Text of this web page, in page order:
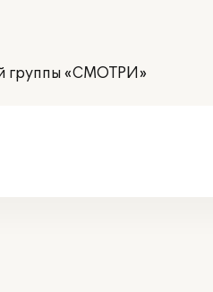
группы «СМОТРИ»